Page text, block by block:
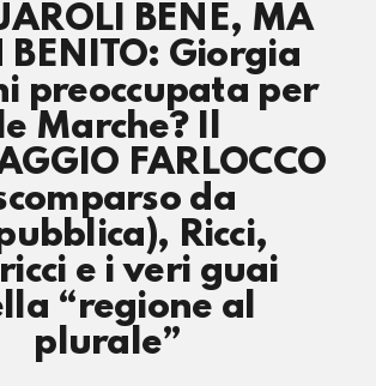
BENE, MA
BENITO: Giorgia
preoccupata per
le Marche? Il
FARLOCCO
da
Ricci,
e i veri guai
“regione al
plurale”